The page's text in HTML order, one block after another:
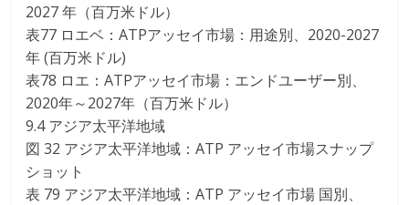
2027 年（百万米ドル）
表77 ロエベ：ATPアッセイ市場：用途別、2020-2027
年 (百万米ドル)
表78 ロエ：ATPアッセイ市場：エンドユーザー別、
2020年～2027年（百万米ドル）
9.4 アジア太平洋地域
図 32 アジア太平洋地域：ATP アッセイ市場スナップ
ショット
表 79 アジア太平洋地域：ATP アッセイ市場 国別、